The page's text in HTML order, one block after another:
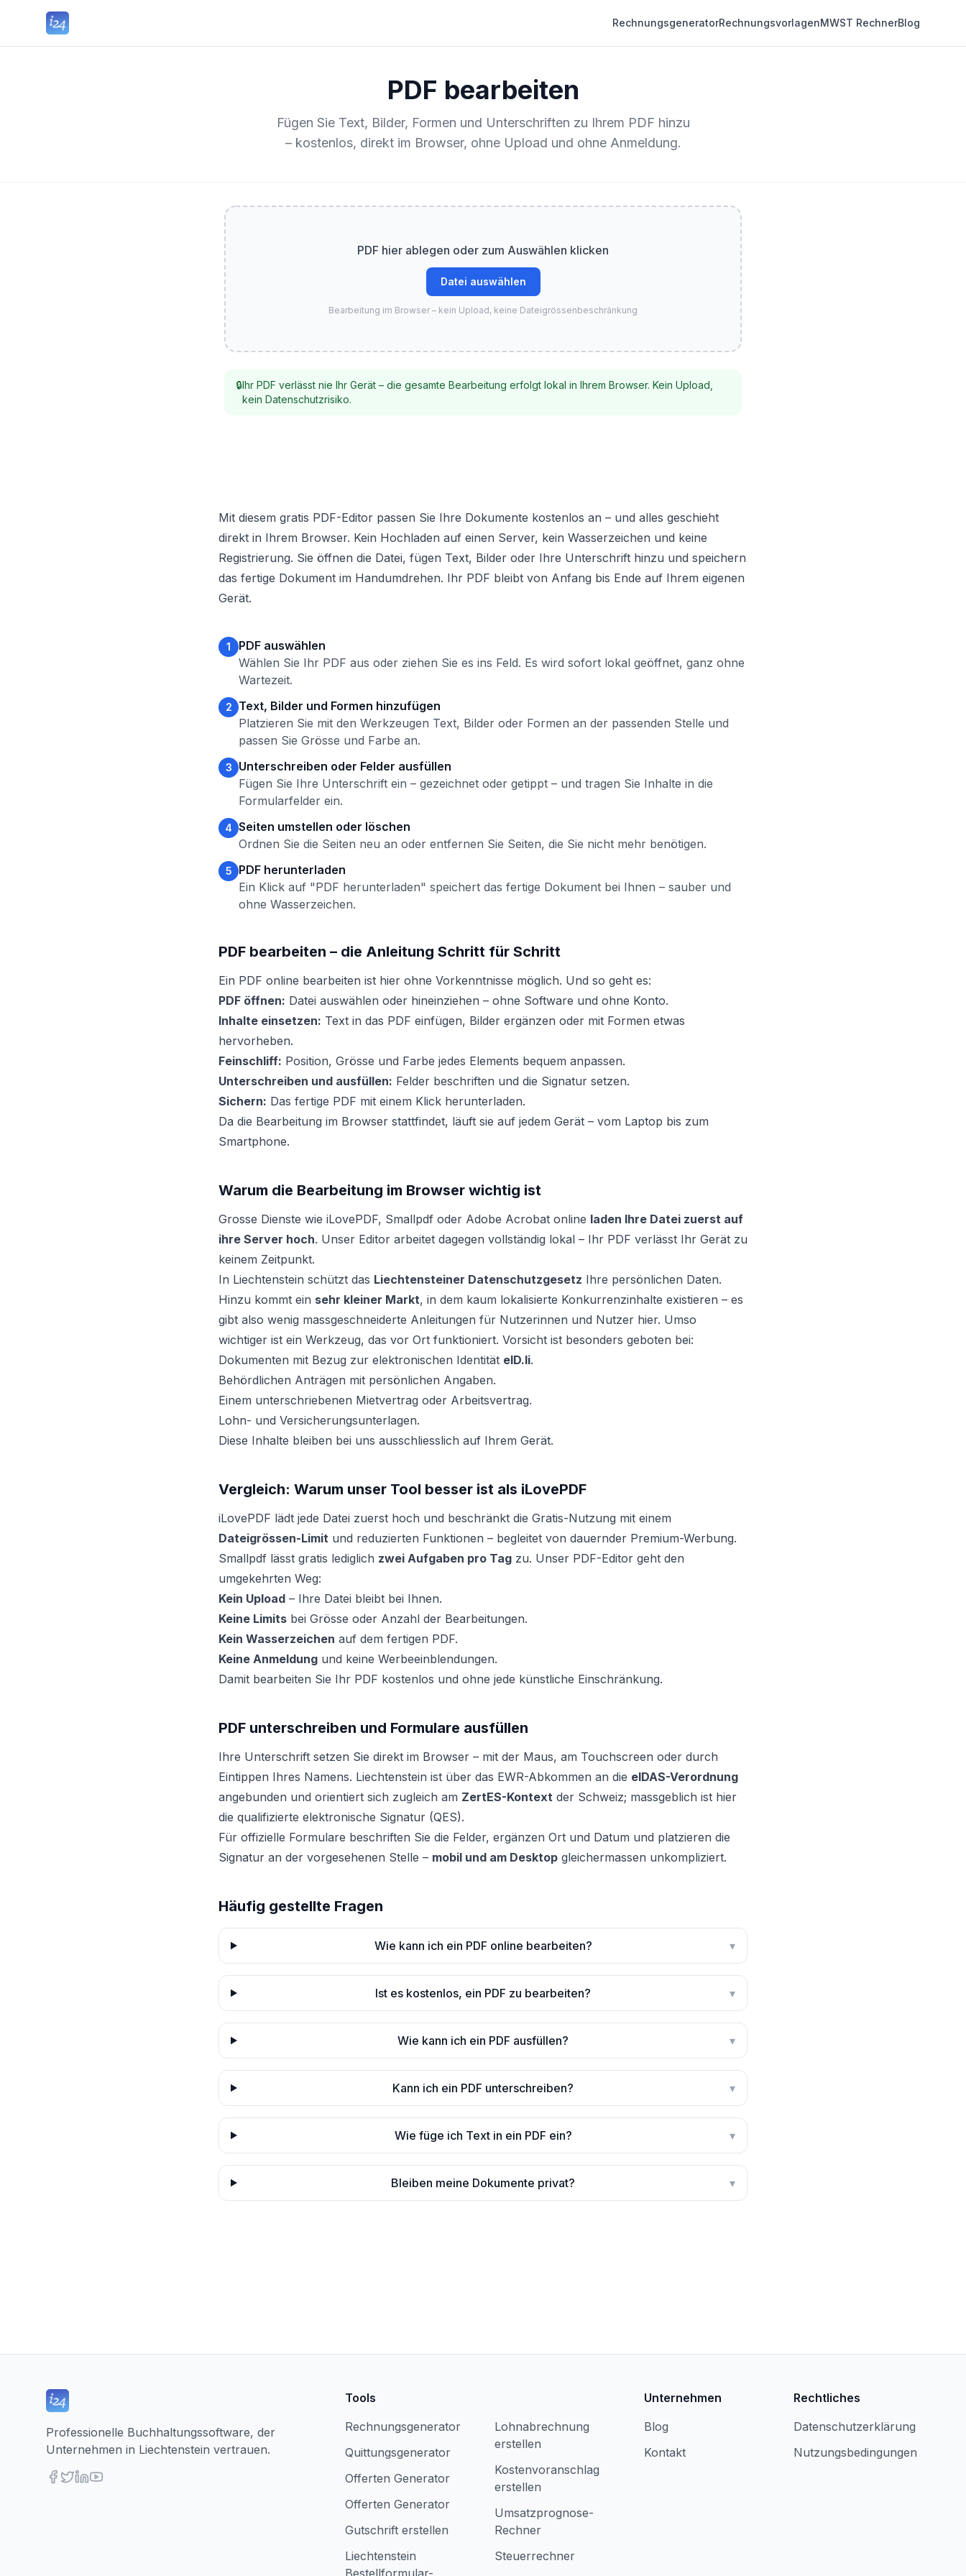
RechnungsgeneratorRechnungsvorlagenMWST RechnerBlog
PDF bearbeiten
Fügen Sie Text, Bilder, Formen und Unterschriften zu Ihrem PDF hinzu
– kostenlos, direkt im Browser, ohne Upload und ohne Anmeldung.
PDF hier ablegen oder zum Auswählen klicken
Datei auswählen
Bearbeitung im Browser – kein Upload, keine Dateigrössenbeschränkung
🔒Ihr PDF verlässt nie Ihr Gerät – die gesamte Bearbeitung erfolgt lokal in Ihrem Browser. Kein Upload,
kein Datenschutzrisiko.
Mit diesem gratis PDF-Editor passen Sie Ihre Dokumente kostenlos an – und alles geschieht
direkt in Ihrem Browser. Kein Hochladen auf einen Server, kein Wasserzeichen und keine
Registrierung. Sie öffnen die Datei, fügen Text, Bilder oder Ihre Unterschrift hinzu und speichern
das fertige Dokument im Handumdrehen. Ihr PDF bleibt von Anfang bis Ende auf Ihrem eigenen
Gerät.
1
PDF auswählen
Wählen Sie Ihr PDF aus oder ziehen Sie es ins Feld. Es wird sofort lokal geöffnet, ganz ohne
Wartezeit.
2
Text, Bilder und Formen hinzufügen
Platzieren Sie mit den Werkzeugen Text, Bilder oder Formen an der passenden Stelle und
passen Sie Grösse und Farbe an.
3
Unterschreiben oder Felder ausfüllen
Fügen Sie Ihre Unterschrift ein – gezeichnet oder getippt – und tragen Sie Inhalte in die
Formularfelder ein.
4 Seiten umstellen oder löschen
Ordnen Sie die Seiten neu an oder entfernen Sie Seiten, die Sie nicht mehr benötigen.
5
PDF herunterladen
Ein Klick auf "PDF herunterladen" speichert das fertige Dokument bei Ihnen – sauber und
ohne Wasserzeichen.
PDF bearbeiten – die Anleitung Schritt für Schritt
Ein PDF online bearbeiten ist hier ohne Vorkenntnisse möglich. Und so geht es:
PDF öffnen: Datei auswählen oder hineinziehen – ohne Software und ohne Konto.
Inhalte einsetzen: Text in das PDF einfügen, Bilder ergänzen oder mit Formen etwas
hervorheben.
Feinschliff: Position, Grösse und Farbe jedes Elements bequem anpassen.
Unterschreiben und ausfüllen: Felder beschriften und die Signatur setzen.
Sichern: Das fertige PDF mit einem Klick herunterladen.
Da die Bearbeitung im Browser stattfindet, läuft sie auf jedem Gerät – vom Laptop bis zum
Smartphone.
Warum die Bearbeitung im Browser wichtig ist
Grosse Dienste wie iLovePDF, Smallpdf oder Adobe Acrobat online laden Ihre Datei zuerst auf
ihre Server hoch. Unser Editor arbeitet dagegen vollständig lokal – Ihr PDF verlässt Ihr Gerät zu
keinem Zeitpunkt.
In Liechtenstein schützt das Liechtensteiner Datenschutzgesetz Ihre persönlichen Daten.
Hinzu kommt ein sehr kleiner Markt, in dem kaum lokalisierte Konkurrenzinhalte existieren – es
gibt also wenig massgeschneiderte Anleitungen für Nutzerinnen und Nutzer hier. Umso
wichtiger ist ein Werkzeug, das vor Ort funktioniert. Vorsicht ist besonders geboten bei:
Dokumenten mit Bezug zur elektronischen Identität eID.li.
Behördlichen Anträgen mit persönlichen Angaben.
Einem unterschriebenen Mietvertrag oder Arbeitsvertrag.
Lohn- und Versicherungsunterlagen.
Diese Inhalte bleiben bei uns ausschliesslich auf Ihrem Gerät.
Vergleich: Warum unser Tool besser ist als iLovePDF
iLovePDF lädt jede Datei zuerst hoch und beschränkt die Gratis-Nutzung mit einem
Dateigrössen-Limit und reduzierten Funktionen – begleitet von dauernder Premium-Werbung.
Smallpdf lässt gratis lediglich zwei Aufgaben pro Tag zu. Unser PDF-Editor geht den
umgekehrten Weg:
Kein Upload – Ihre Datei bleibt bei Ihnen.
Keine Limits bei Grösse oder Anzahl der Bearbeitungen.
Kein Wasserzeichen auf dem fertigen PDF.
Keine Anmeldung und keine Werbeeinblendungen.
Damit bearbeiten Sie Ihr PDF kostenlos und ohne jede künstliche Einschränkung.
PDF unterschreiben und Formulare ausfüllen
Ihre Unterschrift setzen Sie direkt im Browser – mit der Maus, am Touchscreen oder durch
Eintippen Ihres Namens. Liechtenstein ist über das EWR-Abkommen an die eIDAS-Verordnung
angebunden und orientiert sich zugleich am ZertES-Kontext der Schweiz; massgeblich ist hier
die qualifizierte elektronische Signatur (QES).
Für offizielle Formulare beschriften Sie die Felder, ergänzen Ort und Datum und platzieren die
Signatur an der vorgesehenen Stelle – mobil und am Desktop gleichermassen unkompliziert.
Häufig gestellte Fragen
Wie kann ich ein PDF online bearbeiten? ▾
Ist es kostenlos, ein PDF zu bearbeiten? ▾
Wie kann ich ein PDF ausfüllen? ▾
Kann ich ein PDF unterschreiben? ▾
Wie füge ich Text in ein PDF ein? ▾
Bleiben meine Dokumente privat? ▾
Professionelle Buchhaltungssoftware, der
Unternehmen in Liechtenstein vertrauen.
Tools
Rechnungsgenerator
Quittungsgenerator
Offerten Generator
Offerten Generator
Gutschrift erstellen
Liechtenstein
Bestellformular-
Lohnabrechnung
erstellen
Kostenvoranschlag
erstellen
Umsatzprognose-
Rechner
Steuerrechner
Unternehmen
Blog
Kontakt
Rechtliches
Datenschutzerklärung
Nutzungsbedingungen